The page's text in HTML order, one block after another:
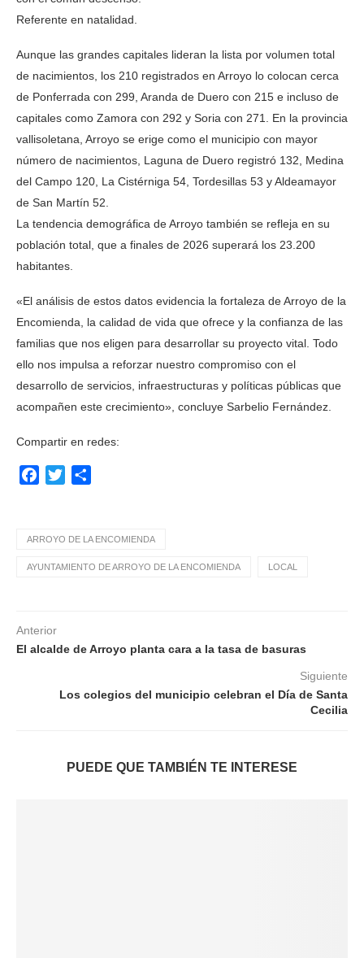
Referente en natalidad.
Aunque las grandes capitales lideran la lista por volumen total
de nacimientos, los 210 registrados en Arroyo lo colocan cerca
de Ponferrada con 299, Aranda de Duero con 215 e incluso de
capitales como Zamora con 292 y Soria con 271. En la provincia
vallisoletana, Arroyo se erige como el municipio con mayor
número de nacimientos, Laguna de Duero registró 132, Medina
del Campo 120, La Cistérniga 54, Tordesillas 53 y Aldeamayor
de San Martín 52.
La tendencia demográfica de Arroyo también se refleja en su
población total, que a finales de 2026 superará los 23.200
habitantes.
«El análisis de estos datos evidencia la fortaleza de Arroyo de la
Encomienda, la calidad de vida que ofrece y la confianza de las
familias que nos eligen para desarrollar su proyecto vital. Todo
ello nos impulsa a reforzar nuestro compromiso con el
desarrollo de servicios, infraestructuras y políticas públicas que
acompañen este crecimiento», concluye Sarbelio Fernández.
Compartir en redes:
Facebook
Twitter
ARROYO DE LA ENCOMIENDA
AYUNTAMIENTO DE ARROYO DE LA ENCOMIENDA LOCAL
Anterior
El alcalde de Arroyo planta cara a la tasa de basuras
Siguiente
Los colegios del municipio celebran el Día de Santa
Cecilia
PUEDE QUE TAMBIÉN TE INTERESE